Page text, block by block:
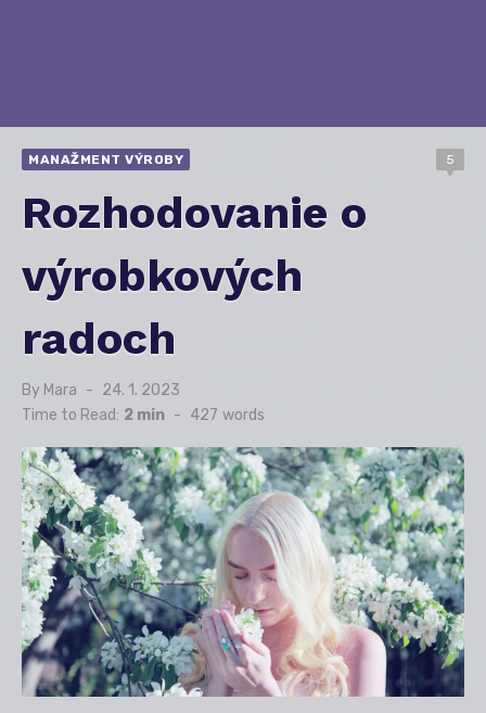
MANAŽMENT VÝROBY 5
Rozhodovanie o
výrobkových
radoch
By Mara
Posted
on
24. 1. 2023
Time to Read: 2 min - 427 words